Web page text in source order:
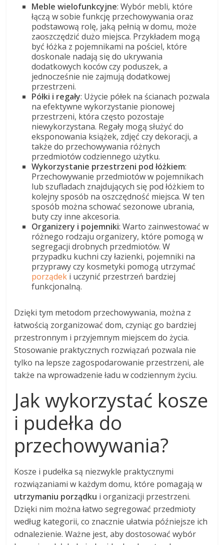
Meble wielofunkcyjne: Wybór mebli, które
łączą w sobie funkcję przechowywania oraz
podstawową rolę, jaką pełnią w domu, może
zaoszczędzić dużo miejsca. Przykładem mogą
być łóżka z pojemnikami na pościel, które
doskonale nadają się do ukrywania
dodatkowych koców czy poduszek, a
jednocześnie nie zajmują dodatkowej
przestrzeni.
Półki i regały: Użycie półek na ścianach pozwala
na efektywne wykorzystanie pionowej
przestrzeni, która często pozostaje
niewykorzystana. Regały mogą służyć do
eksponowania książek, zdjęć czy dekoracji, a
także do przechowywania różnych
przedmiotów codziennego użytku.
Wykorzystanie przestrzeni pod łóżkiem:
Przechowywanie przedmiotów w pojemnikach
lub szufladach znajdujących się pod łóżkiem to
kolejny sposób na oszczędność miejsca. W ten
sposób można schować sezonowe ubrania,
buty czy inne akcesoria.
Organizery i pojemniki: Warto zainwestować w
różnego rodzaju organizery, które pomogą w
segregacji drobnych przedmiotów. W
przypadku kuchni czy łazienki, pojemniki na
przyprawy czy kosmetyki pomogą utrzymać
porządek i uczynić przestrzeń bardziej
funkcjonalną.
Dzięki tym metodom przechowywania, można z
łatwością zorganizować dom, czyniąc go bardziej
przestronnym i przyjemnym miejscem do życia.
Stosowanie praktycznych rozwiązań pozwala nie
tylko na lepsze zagospodarowanie przestrzeni, ale
także na wprowadzenie ładu w codziennym życiu.
Jak wykorzystać kosze
i pudełka do
przechowywania?
Kosze i pudełka są niezwykle praktycznymi
rozwiązaniami w każdym domu, które pomagają w
utrzymaniu porządku i organizacji przestrzeni.
Dzięki nim można łatwo segregować przedmioty
według kategorii, co znacznie ułatwia późniejsze ich
odnalezienie. Ważne jest, aby dostosować wybór